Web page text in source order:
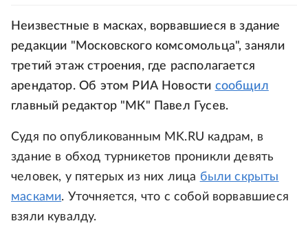
Неизвестные в масках, ворвавшиеся в здание
редакции "Московского комсомольца", заняли
третий этаж строения, где располагается
арендатор. Об этом РИА Новости сообщил
главный редактор "МК" Павел Гусев.
Судя по опубликованным MK.RU кадрам, в
здание в обход турникетов проникли девять
человек, у пятерых из них лица были скрыты
масками. Уточняется, что с собой ворвавшиеся
взяли кувалду.